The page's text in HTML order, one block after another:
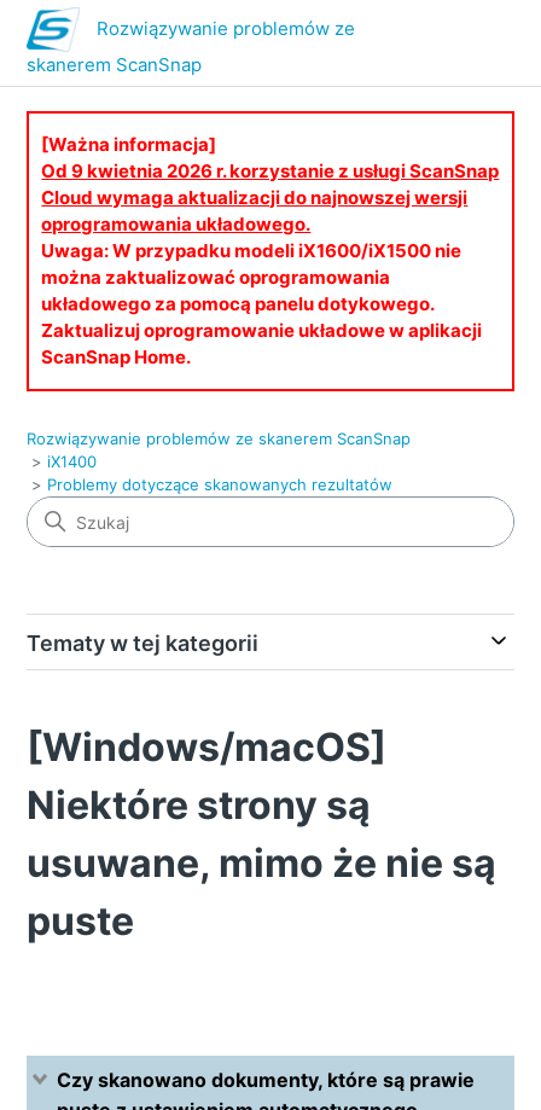
Rozwiązywanie problemów ze
skanerem ScanSnap
[Ważna informacja]
Od 9 kwietnia 2026 r. korzystanie z usługi ScanSnap
Cloud wymaga aktualizacji do najnowszej wersji
oprogramowania układowego.
Uwaga: W przypadku modeli iX1600/iX1500 nie
można zaktualizować oprogramowania
układowego za pomocą panelu dotykowego.
Zaktualizuj oprogramowanie układowe w aplikacji
ScanSnap Home.
Rozwiązywanie problemów ze skanerem ScanSnap
iX1400
Problemy dotyczące skanowanych rezultatów
Tematy w tej kategorii
[Windows/macOS]
Niektóre strony są
usuwane, mimo że nie są
puste
Czy skanowano dokumenty, które są prawie